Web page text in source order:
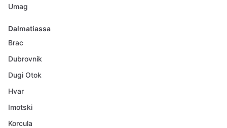
Umag
Dalmatiassa
Brac
Dubrovnik
Dugi Otok
Hvar
Imotski
Korcula